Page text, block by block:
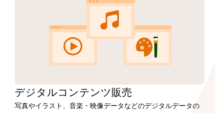
デジタルコンテンツ販売
写真やイラスト、音楽・映像データなどのデジタルデータの